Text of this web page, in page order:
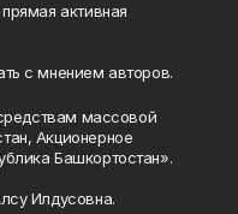
активная
с мнением авторов.
массовой
Акционерное
Башкортостан».
Илдусовна.